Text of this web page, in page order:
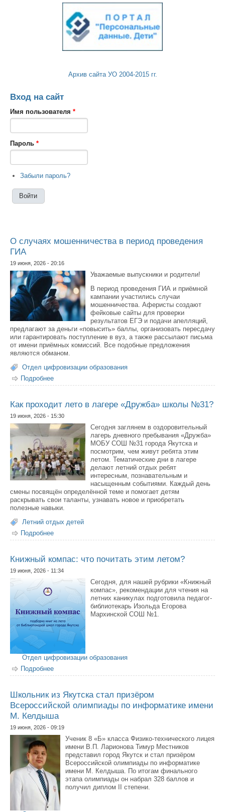
Архив сайта УО 2004-2015 гг.
Вход на сайт
Имя пользователя *
Пароль *
Забыли пароль?
О случаях мошенничества в период проведения
ГИА
19 июня, 2026 - 20:16
Уважаемые выпускники и родители!
В период проведения ГИА и приёмной
кампании участились случаи
мошенничества. Аферисты создают
фейковые сайты для проверки
результатов ЕГЭ и подачи апелляций,
предлагают за деньги «повысить» баллы, организовать пересдачу
или гарантировать поступление в вуз, а также рассылают письма
от имени приёмных комиссий. Все подобные предложения
являются обманом.
Отдел цифровизации образования
Подробнее
Как проходит лето в лагере «Дружба» школы №31?
19 июня, 2026 - 15:30
Сегодня заглянем в оздоровительный
лагерь дневного пребывания «Дружба»
МОБУ СОШ №31 города Якутска и
посмотрим, чем живут ребята этим
летом. Тематические дни в лагере
делают летний отдых ребят
интересным, познавательным и
насыщенным событиями. Каждый день
смены посвящён определённой теме и помогает детям
раскрывать свои таланты, узнавать новое и приобретать
полезные навыки.
Летний отдых детей
Подробнее
Книжный компас: что почитать этим летом?
19 июня, 2026 - 11:34
Сегодня, для нашей рубрики «Книжный
компас», рекомендации для чтения на
летних каникулах подготовила педагог-
библиотекарь Изольда Егорова
Мархинской СОШ №1.
Отдел цифровизации образования
Подробнее
Школьник из Якутска стал призёром
Всероссийской олимпиады по информатике имени
М. Келдыша
19 июня, 2026 - 09:19
Ученик 8 «Б» класса Физико-технического лицея
имени В.П. Ларионова Тимур Местников
представил город Якутск и стал призёром
Всероссийской олимпиады по информатике
имени М. Келдыша. По итогам финального
этапа олимпиады он набрал 328 баллов и
получил диплом II степени.